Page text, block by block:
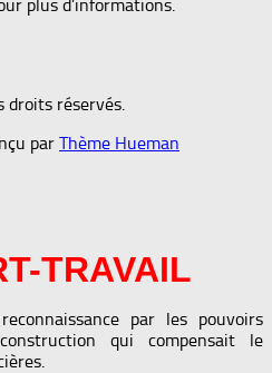
plus d’informations.
droits réservés.
par Thème Hueman
TRAVAIL
par les pouvoirs
qui compensait le